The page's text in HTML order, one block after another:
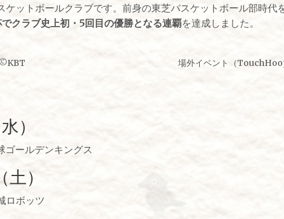
ケットボールクラブです。前身の東芝バスケットボール部時代
クラブ史上初・5回目の優勝となる連覇を達成しました。
©KBT 場外イベント（
）
ールデンキングス
）
ロボッツ